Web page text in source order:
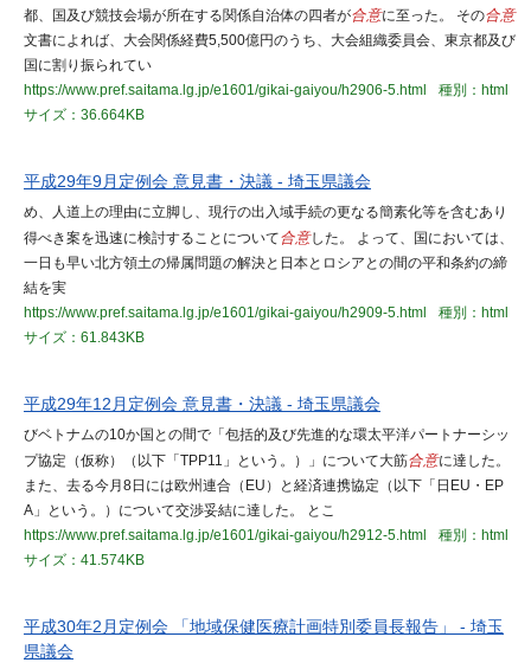
都、国及び競技会場が所在する関係自治体の四者が合意に至った。 その合意
文書によれば、大会関係経費5,500億円のうち、大会組織委員会、東京都及び
国に割り振られてい
https://www.pref.saitama.lg.jp/e1601/gikai-gaiyou/h2906-5.html
種別：html
サイズ：36.664KB
平成29年9月定例会 意見書・決議 - 埼玉県議会
め、人道上の理由に立脚し、現行の出入域手続の更なる簡素化等を含むあり
得べき案を迅速に検討することについて合意した。 よって、国においては、
一日も早い北方領土の帰属問題の解決と日本とロシアとの間の平和条約の締
結を実
https://www.pref.saitama.lg.jp/e1601/gikai-gaiyou/h2909-5.html
種別：html
サイズ：61.843KB
平成29年12月定例会 意見書・決議 - 埼玉県議会
びベトナムの10か国との間で「包括的及び先進的な環太平洋パートナーシッ
プ協定（仮称）（以下「TPP11」という。）」について大筋合意に達した。
また、去る今月8日には欧州連合（EU）と経済連携協定（以下「日EU・EP
A」という。）について交渉妥結に達した。 とこ
https://www.pref.saitama.lg.jp/e1601/gikai-gaiyou/h2912-5.html
種別：html
サイズ：41.574KB
平成30年2月定例会 「地域保健医療計画特別委員長報告」 - 埼玉
県議会